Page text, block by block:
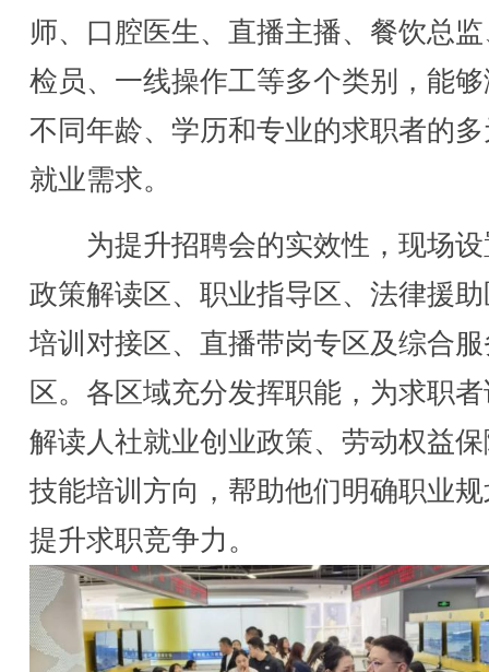
师、口腔医生、直播主播、餐饮总
检员、一线操作工等多个类别，能
不同年龄、学历和专业的求职者的
就业需求。
为提升招聘会的实效性，现场设
政策解读区、职业指导区、法律援
培训对接区、直播带岗专区及综合
区。各区域充分发挥职能，为求职
解读人社就业创业政策、劳动权益
技能培训方向，帮助他们明确职业
提升求职竞争力。